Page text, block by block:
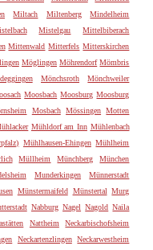
Miltach Miltenberg
Mindelheim
Mistelgau
Mittelbiberach
Mittenwald Mitterfels Mitterskirchen
Möglingen Möhrendorf Mömbris
Mönchsroth
Mönchweiler
Moosbach Moosburg Moosburg
Mosbach Mössingen Motten
Mühldorf am Inn Mühlenbach
Mühlhausen-Ehingen Mühlheim
Müllheim Münchberg
München
Munderkingen
Münnerstadt
Münstermaifeld Münstertal Murg
Nabburg Nagel Nagold Naila
Nattheim
Neckarbischofsheim
Neckartenzlingen Neckarwestheim